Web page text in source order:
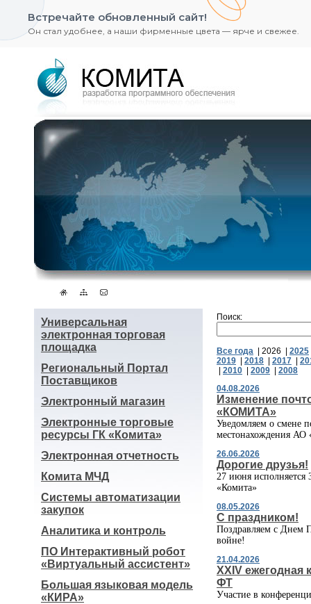
Встречайте обновленный сайт!
Он стал удобнее, а наши фирменные цвета — ярче и свежее.
Универсальная
электронная торговая
площадка
Региональный Портал
Поставщиков
Электронный магазин
Электронные торговые
ресурсы ГК «Комита»
Электронная отчетность
Комита МЧД
Системы автоматизации
закупок
Аналитика и контроль
ПО Интерактивный робот
«Виртуальный ассистент»
Большая языковая модель
«КИРА»
Поиск:
Все года | 2026 | 2025
2019
2018 2017
2010 2009
2008
04.08.2026
Изменение
«КОМИТА»
Уведомляем о смене
местонахождения
26.06.2026
Дорогие друзья!
27 июня исполняется
«Комита»
08.05.2026
С праздником!
Поздравляем с Днем
войне!
21.04.2026
ХХIV
ФТ
Участие в